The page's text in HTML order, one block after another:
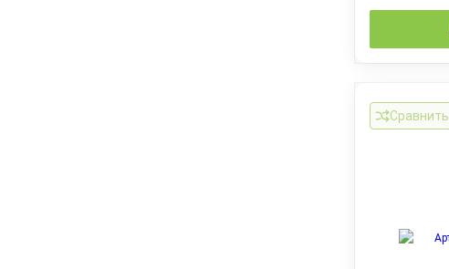
Сравнить